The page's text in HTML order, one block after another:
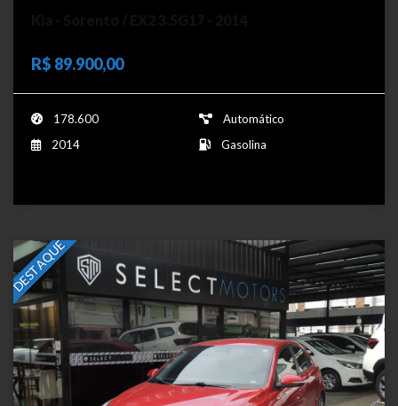
R$ 89.900,00
178.600
Automático
2014
Gasolina
DESTAQUE